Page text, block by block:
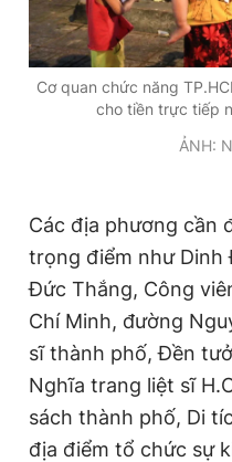
Cơ quan chức năng
cho tiền trực tiếp
ẢNH:
Các địa phương cần
trọng điểm như Dinh
Đức Thắng, Công
Chí Minh, đường
sĩ thành phố, Đền
Nghĩa trang liệt sĩ
sách thành phố, Di
địa điểm tổ chức sự